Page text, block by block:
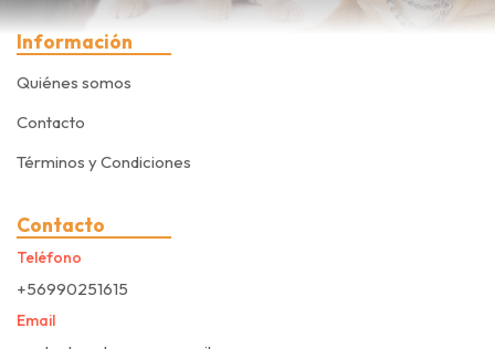
Información
Quiénes somos
Contacto
Términos y Condiciones
Contacto
Teléfono
+56990251615
Email